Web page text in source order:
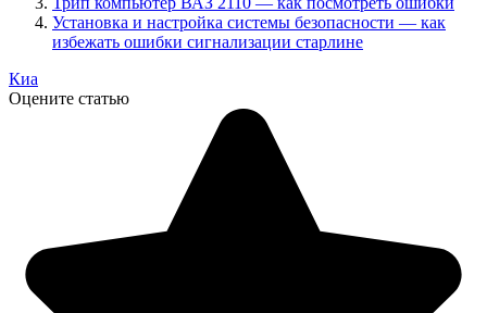
Установка и настройка системы безопасности — как
избежать ошибки сигнализации старлине
Киа
Оцените статью